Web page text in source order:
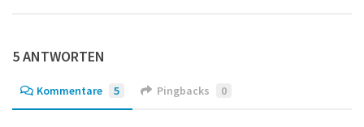
5 ANTWORTEN
Kommentare 5 Pingbacks 0